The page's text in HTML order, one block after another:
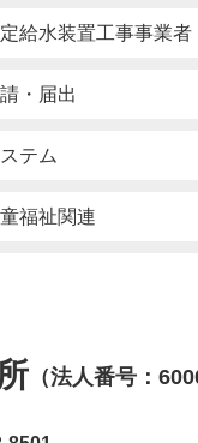
給水装置工事事業者
・届出
テム
福祉関連
（法人番号：